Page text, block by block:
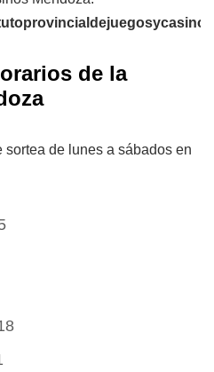
de la
sortea de lunes a sábados en